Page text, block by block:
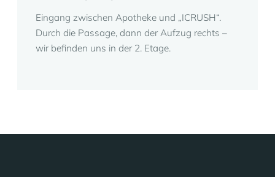
Eingang zwischen Apotheke und „ICRUSH“.
Durch die Passage, dann der Aufzug rechts –
wir befinden uns in der 2. Etage.